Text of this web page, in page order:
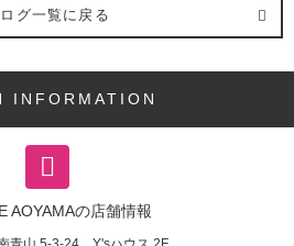
グ一覧に戻る
INFORMATION
AOYAMAの店舗情報